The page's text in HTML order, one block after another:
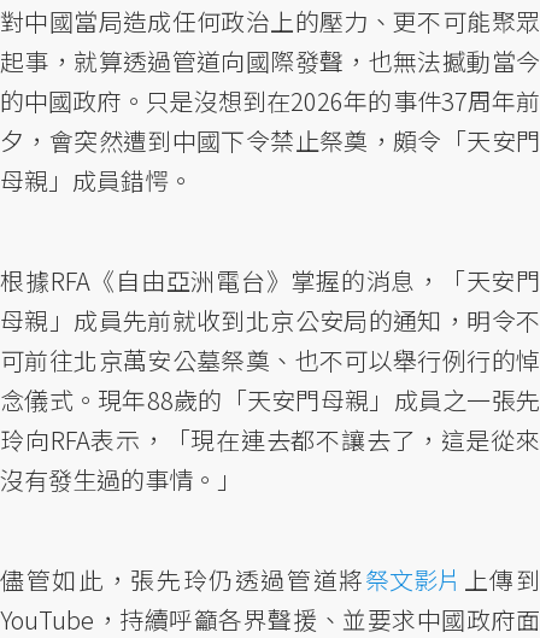
對中國當局造成任何政治上的壓力、更不可能聚眾
起事，就算透過管道向國際發聲，也無法撼動當今
的中國政府。只是沒想到在2026年的事件37周年前
夕，會突然遭到中國下令禁止祭奠，頗令「天安門
母親」成員錯愕。
根據RFA《自由亞洲電台》掌握的消息，「天安門
母親」成員先前就收到北京公安局的通知，明令不
可前往北京萬安公墓祭奠、也不可以舉行例行的悼
念儀式。現年88歲的「天安門母親」成員之一張先
玲向RFA表示，「現在連去都不讓去了，這是從來
沒有發生過的事情。」
儘管如此，張先玲仍透過管道將祭文影片 上傳到
YouTube，持續呼籲各界聲援、並要求中國政府面